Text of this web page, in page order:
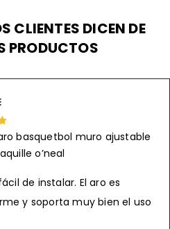
CLIENTES DICEN DE
PRODUCTOS
basquetbol muro ajustable
o’neal
de instalar. El aro es
y soporta muy bien el uso